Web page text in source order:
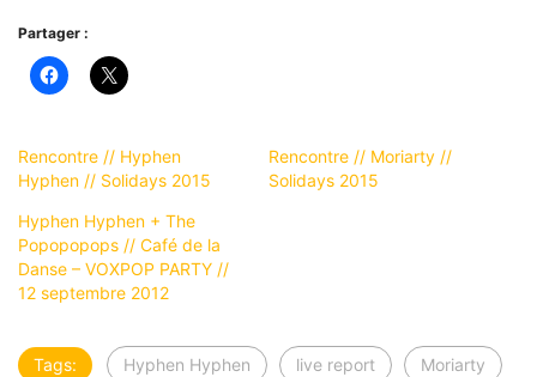
Partager :
Rencontre // Hyphen
Hyphen // Solidays 2015
Rencontre // Moriarty //
Solidays 2015
Hyphen Hyphen + The
Popopopops // Café de la
Danse – VOXPOP PARTY //
12 septembre 2012
Tags: Hyphen Hyphen live report Moriarty